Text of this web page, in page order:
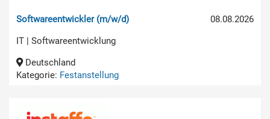
08.08.2026
Softwareentwickler (m/w/d)
IT | Softwareentwicklung
Deutschland
Kategorie: Festanstellung